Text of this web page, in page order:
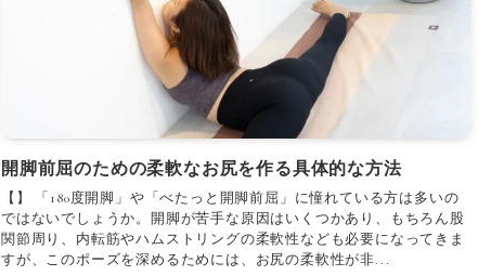
開脚前屈のための柔軟なお尻を作る具体的な方法
【】 「180度開脚」や「べたっと開脚前屈」に憧れている方は多いの
ではないでしょうか。開脚が苦手な原因はいくつかあり、もちろん股
関節周り、内転筋やハムストリングの柔軟性なども必要になってきま
すが、このポーズを深めるためには、お尻の柔軟性が非...